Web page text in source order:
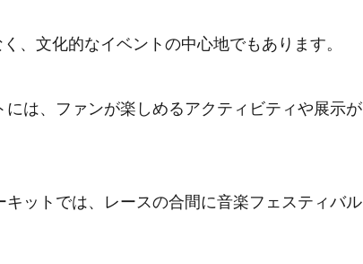
、文化的なイベントの中心地でもあります。
には、ファンが楽しめるアクティビティや展示が
キットでは、レースの合間に音楽フェスティバル